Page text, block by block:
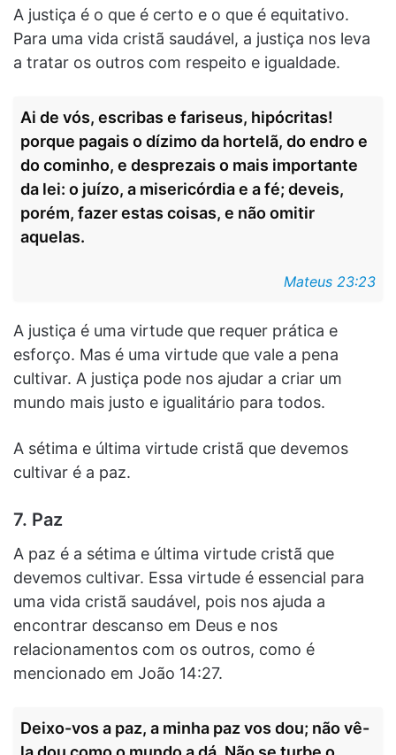
A justiça é o que é certo e o que é equitativo.
Para uma vida cristã saudável, a justiça nos leva
a tratar os outros com respeito e igualdade.
Ai de vós, escribas e fariseus, hipócritas!
porque pagais o dízimo da hortelã, do endro e
do cominho, e desprezais o mais importante
da lei: o juízo, a misericórdia e a fé; deveis,
porém, fazer estas coisas, e não omitir
aquelas.
Mateus 23:23
A justiça é uma virtude que requer prática e
esforço. Mas é uma virtude que vale a pena
cultivar. A justiça pode nos ajudar a criar um
mundo mais justo e igualitário para todos.
A sétima e última virtude cristã que devemos
cultivar é a paz.
7. Paz
A paz é a sétima e última virtude cristã que
devemos cultivar. Essa virtude é essencial para
uma vida cristã saudável, pois nos ajuda a
encontrar descanso em Deus e nos
relacionamentos com os outros, como é
mencionado em João 14:27.
Deixo-vos a paz, a minha paz vos dou; não vê-